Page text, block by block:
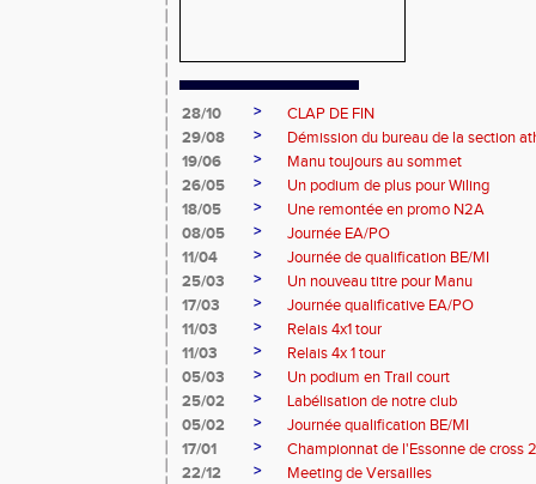
28/10 >
CLAP DE FIN
29/08
>
Démission du bureau de la section
19/06
>
Manu toujours au sommet
26/05
>
Un podium de plus pour Wiling
18/05
>
Une remontée en promo N2A
08/05
>
Journée EA/PO
11/04
>
Journée de qualification BE/MI
25/03
>
Un nouveau titre pour Manu
17/03
>
Journée qualificative EA/PO
11/03
>
Relais 4x1 tour
11/03
>
Relais 4x 1 tour
05/03
>
Un podium en Trail court
25/02
>
Labélisation de notre club
05/02
>
Journée qualification BE/MI
17/01
>
Championnat de l'Essonne de cross
22/12
>
Meeting de Versailles